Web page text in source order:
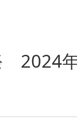
2024